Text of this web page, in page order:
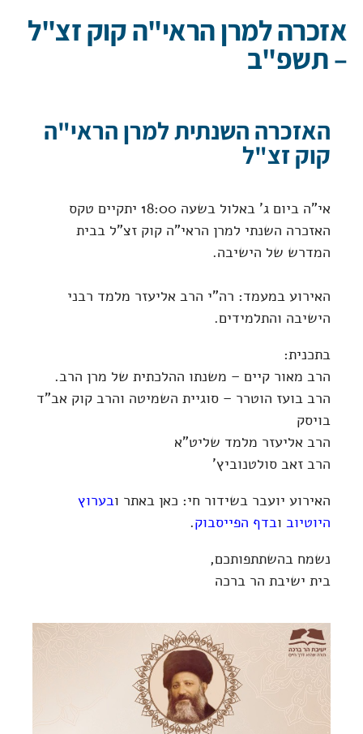
אזכרה למרן הראי"ה קוק זצ"ל
– תשפ"ב
האזכרה השנתית למרן הראי"ה
קוק זצ"ל
אי"ה ביום ג' באלול בשעה 18:00 יתקיים טקס
האזכרה השנתי למרן הראי"ה קוק זצ"ל בבית
המדרש של הישיבה.
האירוע במעמד: רה"י הרב אליעזר מלמד רבני
הישיבה והתלמידים.
בתכנית:
הרב מאור קיים – משנתו ההלכתית של מרן הרב.
הרב בועז הוטרר – סוגיית השמיטה והרב קוק אב"ד
בויסק
הרב אליעזר מלמד שליט"א
הרב זאב סולטנוביץ'
האירוע יועבר בשידור חי: כאן באתר ובערוץ
היוטיוב ובדף הפייסבוק.
נשמח בהשתתפותכם,
בית ישיבת הר ברכה